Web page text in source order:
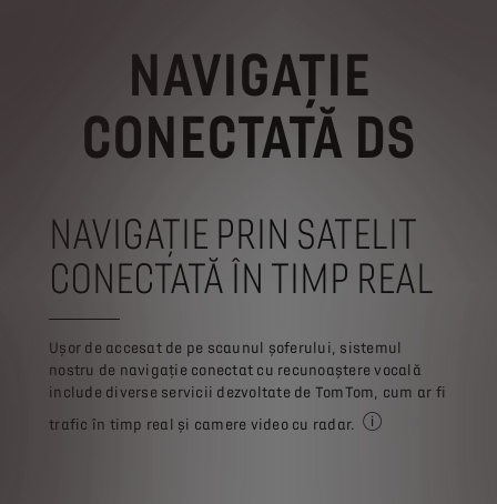
NAVIGAȚIE
CONECTATĂ DS
NAVIGAȚIE PRIN SATELIT
CONECTATĂ ÎN TIMP REAL
Ușor de accesat de pe scaunul șoferului, sistemul
nostru de navigație conectat cu recunoaștere vocală
include diverse servicii dezvoltate de TomTom, cum ar fi
trafic în timp real și camere video cu radar.